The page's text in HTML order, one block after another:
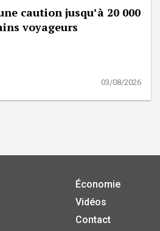
caution jusqu’à 20 000
voyageurs
03/08/2026
Économie
Vidéos
Contact